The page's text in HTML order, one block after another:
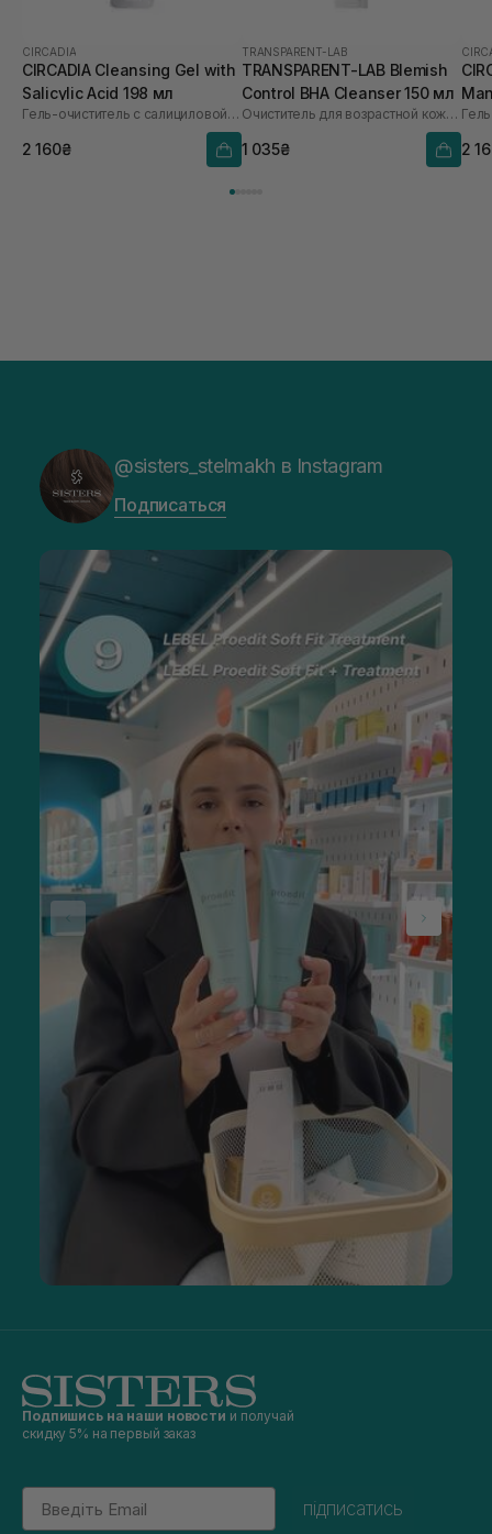
CIRCADIA
CIRCADIA Cleansing Gel with
Salicylic Acid 198 мл
Гель-очиститель с салициловой кислотой
2 160₴
TRANSPARENT-LAB
TRANSPARENT-LAB Blemish
Control BHA Cleanser 150 мл
Очиститель для возрастной кожи, подверженной акне
1 035₴ 2
@sisters_stelmakh в Instagram
Подписаться
Подпишись на наши новости и получай
скидку 5% на первый заказ
Email
підписатись